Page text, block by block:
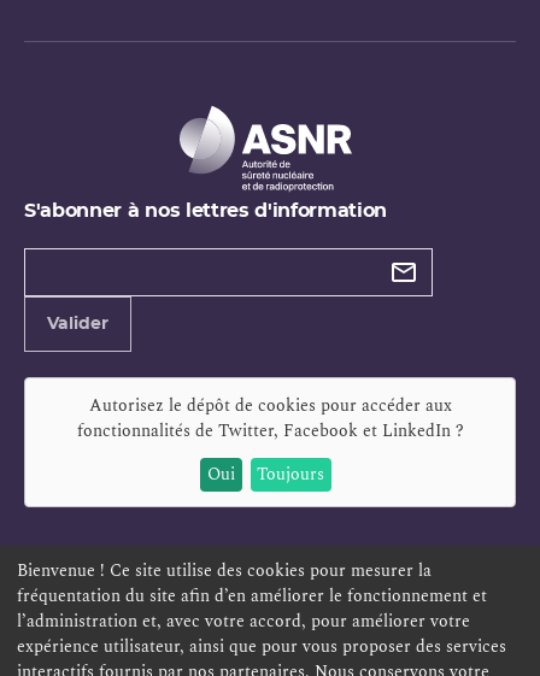
S'abonner à nos lettres d'information
Types de
Valider
Autorisez le dépôt de cookies pour accéder aux
fonctionnalités de Twitter, Facebook et LinkedIn?
Oui
Toujours
ESPACE PERSONNEL OFFRES D'EMPLOI SIGNALEMENT
TÉLÉSERVICES PLAN DU SITE
ACCESSIBILITÉ POLITIQUE DE CONFIDENTIALITÉ
Bienvenue ! Ce site utilise des cookies pour mesurer la
fréquentation du site afin d’en améliorer le fonctionnement et
l’administration et, avec votre accord, pour améliorer votre
expérience utilisateur, ainsi que pour vous proposer des services